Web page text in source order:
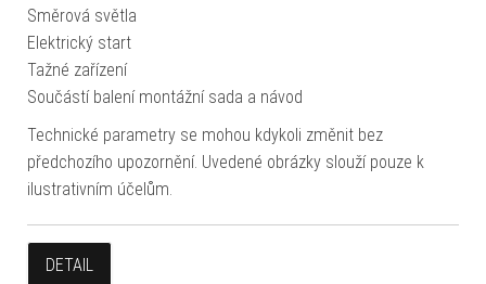
Směrová světla
Elektrický start
Tažné zařízení
Součástí balení montážní sada a návod
Technické parametry se mohou kdykoli změnit bez
předchozího upozornění. Uvedené obrázky slouží pouze k
ilustrativním účelům.
DETAIL